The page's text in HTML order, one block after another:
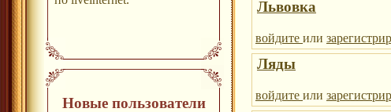
Новые пользователи
Львовка
войдите или
Ляды
войдите или